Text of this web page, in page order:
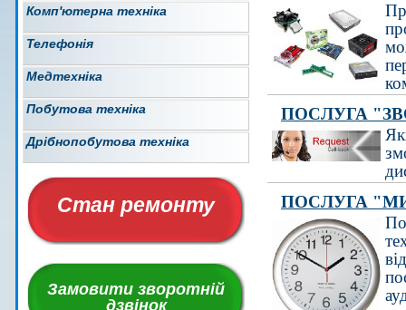
Комп'ютерна техніка
Телефонія
Медтехніка
Побутова техніка
Дрібнопобутова техніка
Стан ремонту
Замовити зворотній
дзвінок
ПОСЛУГА
ПОСЛУГА